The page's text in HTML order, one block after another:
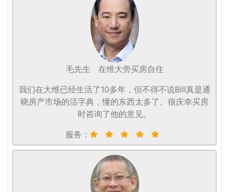
毛先生
在维大旁买房自住
我们在大维已经生活了10多年，但不得不说Bill真是通
晓房产市场的活字典，懂的东西太多了。很庆幸买房
时咨询了他的意见。
服务：